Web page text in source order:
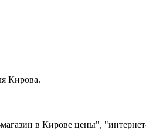
Кирова.
в Кирове цены",